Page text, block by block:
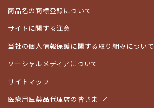
商品名の商標登録について
サイトに関する注意
当社の個人情報保護に関する取り組みについて
ソーシャルメディアについて
サイトマップ
医療用医薬品代理店の皆さま